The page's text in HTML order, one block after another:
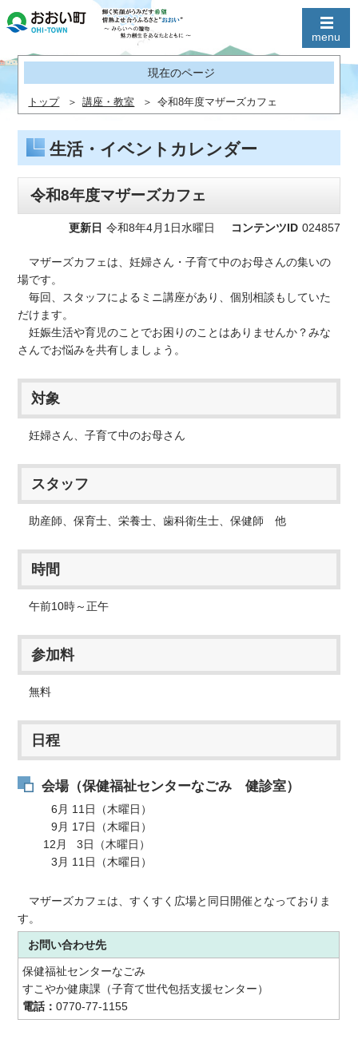
現在のページ
トップ 講座・教室 令和8年度マザーズカフェ
生活・イベントカレンダー
令和8年度マザーズカフェ
更新日 令和8年4月1日水曜日 コンテンツID 024857
マザーズカフェは、妊婦さん・子育て中のお母さんの集いの
場です。
毎回、スタッフによるミニ講座があり、個別相談もしていた
だけます。
妊娠生活や育児のことでお困りのことはありませんか？みな
さんでお悩みを共有しましょう。
対象
妊婦さん、子育て中のお母さん
スタッフ
助産師、保育士、栄養士、歯科衛生士、保健師 他
時間
午前10時～正午
参加料
無料
日程
会場（保健福祉センターなごみ 健診室）
6月 11日（木曜日）
9月 17日（木曜日）
12月 3日（木曜日）
3月 11日（木曜日）
マザーズカフェは、すくすく広場と同日開催となっておりま
す。
お問い合わせ先
保健福祉センターなごみ
すこやか健康課（子育て世代包括支援センター）
電話：0770-77-1155